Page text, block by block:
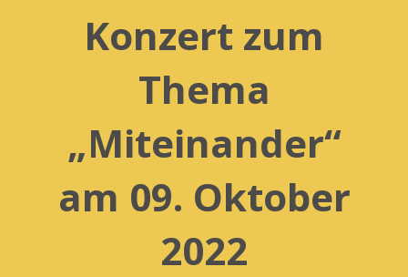
Konzert zum
Thema
„Miteinander“
am 09. Oktober
2022